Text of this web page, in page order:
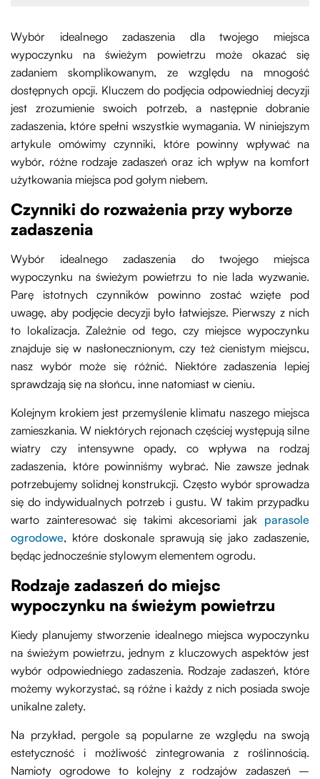
Wybór idealnego zadaszenia dla twojego miejsca
wypoczynku na świeżym powietrzu może okazać się
zadaniem skomplikowanym, ze względu na mnogość
dostępnych opcji. Kluczem do podjęcia odpowiedniej decyzji
jest zrozumienie swoich potrzeb, a następnie dobranie
zadaszenia, które spełni wszystkie wymagania. W niniejszym
artykule omówimy czynniki, które powinny wpływać na
wybór, różne rodzaje zadaszeń oraz ich wpływ na komfort
użytkowania miejsca pod gołym niebem.
Czynniki do rozważenia przy wyborze
zadaszenia
Wybór idealnego zadaszenia do twojego miejsca
wypoczynku na świeżym powietrzu to nie lada wyzwanie.
Parę istotnych czynników powinno zostać wzięte pod
uwagę, aby podjęcie decyzji było łatwiejsze. Pierwszy z nich
to lokalizacja. Zależnie od tego, czy miejsce wypoczynku
znajduje się w nasłonecznionym, czy też cienistym miejscu,
nasz wybór może się różnić. Niektóre zadaszenia lepiej
sprawdzają się na słońcu, inne natomiast w cieniu.
Kolejnym krokiem jest przemyślenie klimatu naszego miejsca
zamieszkania. W niektórych rejonach częściej występują silne
wiatry czy intensywne opady, co wpływa na rodzaj
zadaszenia, które powinniśmy wybrać. Nie zawsze jednak
potrzebujemy solidnej konstrukcji. Często wybór sprowadza
się do indywidualnych potrzeb i gustu. W takim przypadku
warto zainteresować się takimi akcesoriami jak parasole
ogrodowe, które doskonale sprawują się jako zadaszenie,
będąc jednocześnie stylowym elementem ogrodu.
Rodzaje zadaszeń do miejsc
wypoczynku na świeżym powietrzu
Kiedy planujemy stworzenie idealnego miejsca wypoczynku
na świeżym powietrzu, jednym z kluczowych aspektów jest
wybór odpowiedniego zadaszenia. Rodzaje zadaszeń, które
możemy wykorzystać, są różne i każdy z nich posiada swoje
unikalne zalety.
Na przykład, pergole są popularne ze względu na swoją
estetyczność i możliwość zintegrowania z roślinnością.
Namioty ogrodowe to kolejny z rodzajów zadaszeń –